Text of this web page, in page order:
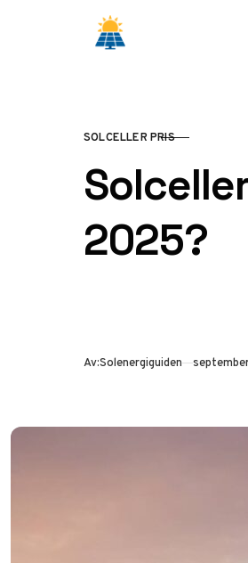
Hoppa till innehåll
KATEGORI
SOLCELLER PRIS
2025?
Av:Solenergiguiden Publicerad